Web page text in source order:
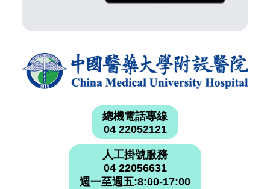
總機電話專線
04 22052121
人工掛號服務
04 22056631
週一至週五:8:00-17:00